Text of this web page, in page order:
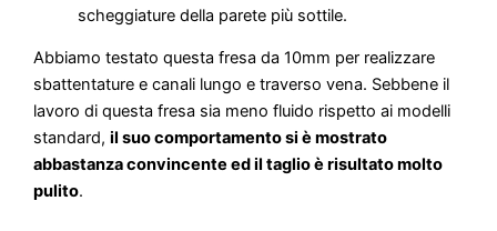
scheggiature della parete più sottile.
Abbiamo testato questa fresa da 10mm per realizzare
sbattentature e canali lungo e traverso vena. Sebbene il
lavoro di questa fresa sia meno fluido rispetto ai modelli
standard,il suo comportamento si è mostrato
abbastanza convincente ed il taglio è risultato molto
pulito.